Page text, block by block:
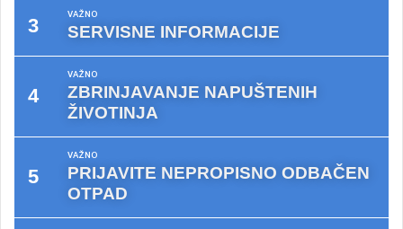
VAŽNO
SERVISNE INFORMACIJE
VAŽNO
ZBRINJAVANJE NAPUŠTENIH
ŽIVOTINJA
VAŽNO
PRIJAVITE NEPROPISNO ODBAČEN
OTPAD